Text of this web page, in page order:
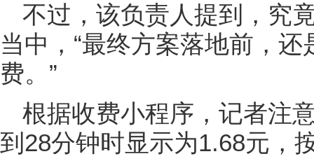
不过，该负责人提到，究
当中，“最终方案落地前，还
费。”
根据收费小程序，记者注
到28分钟时显示为1.68元，